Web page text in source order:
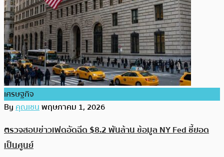
เศรษฐกิจ
Byคุณเชนพฤษภาคม 1, 2026
ตรวจสอบข่าวเฟดอัดฉีด $8.2 พันล้าน ข้อมูล NY Fed ชี้ยอด
เป็นศูนย์